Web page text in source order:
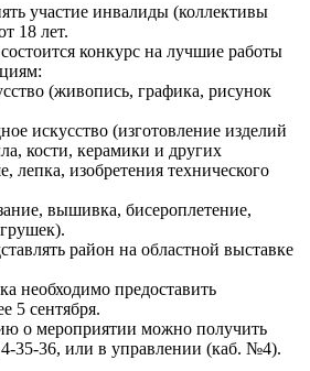
участие инвалиды (коллективы
18 лет.
конкурс на лучшие работы
(живопись, графика, рисунок
искусство (изготовление изделий
кости, керамики и других
лепка, изобретения технического
вышивка, бисероплетение,
район на областной выставке
необходимо предоставить
5 сентября.
о мероприятии можно получить
35-36, или в управлении (каб. №4).